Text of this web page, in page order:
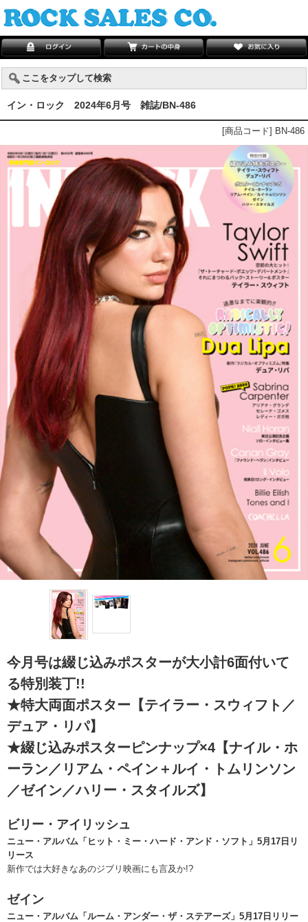
ここをタップして検索
イン・ロック 2024年6月号 雑誌/BN-486
[商品コード] BN-486
今月号は綴じ込みポスターが大小計6面付いて
る特別装丁!!
★特大両面ポスター【テイラー・スウィフト／
デュア・リパ】
★綴じ込みポスターピンナップ×4【ナイル・ホ
ーラン／リアム・ペイン＋ルイ・トムリンソン
／ゼイン／ハリー・スタイルズ】
ビリー・アイリッシュ
ニュー・アルバム「ヒット・ミー・ハード・アンド・ソフト」5月17日リ
リース
新作では大好きなあのジブリ映画にも言及か!?
ゼイン
ニュー・アルバム「ルーム・アンダー・ザ・ステアーズ」5月17日リリー